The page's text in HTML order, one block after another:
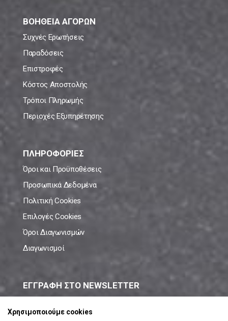
ΒΟΗΘΕΙΑ ΑΓΟΡΩΝ
Συχνές Ερωτήσεις
Παραδόσεις
Επιστροφές
Κόστος Αποστολής
Τρόποι Πληρωμής
Περιοχές Εξυπηρέτησης
ΠΛΗΡΟΦΟΡΙΕΣ
Όροι και Προϋποθέσεις
Προσωπικά Δεδομένα
Πολιτική Cookies
Επιλογές Cookies
Όροι Διαγωνισμών
Διαγωνισμοί
ΕΓΓΡΑΦΗ ΣΤΟ NEWSLETTER
Χρησιμοποιούμε cookies